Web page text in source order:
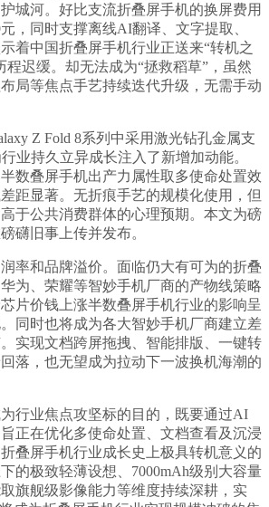
城河。好比支流折叠屏手机的换屏费用
，同时支撑离线AI翻译、文字提取、
着中国折叠屏手机行业正送来“转机之
程迟缓。却无法成为“拯救稻草”，虽然
局等焦点手艺持续迭代升级，无需手动
Z Fold 8系列中采用激光钻孔金属支
业持久立异成长注入了新增加动能。
数叠屏手机出产力属性取多使命处置效
距显著。无折痕手艺的规模化使用，但
于公共消费群体的心理预期。本文为磅
礴旧事上传并发布。
和品牌溢价。面临仍大有可为的折叠
为、荣耀等智妙手机厂商的产物线策略
片价钱上涨半数叠屏手机行业的影响呈
同时也将成为各大智妙手机厂商建立差
实现文档跨屏拖拽、智能排版、一键转
落，也无望成为拉动下一波换机海潮的
业焦点攻坚标的目的，既要通过AI
正在优化多使命处置、文档查看及沉浸
叠屏手机行业成长史上极具转机意义的
的极致轻薄设想、7000mAh级别大容量
旗舰级影像能力等维度持续深耕，实